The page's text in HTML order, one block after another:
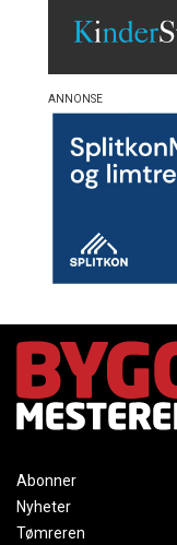
Abonner
Nyheter
Tømreren